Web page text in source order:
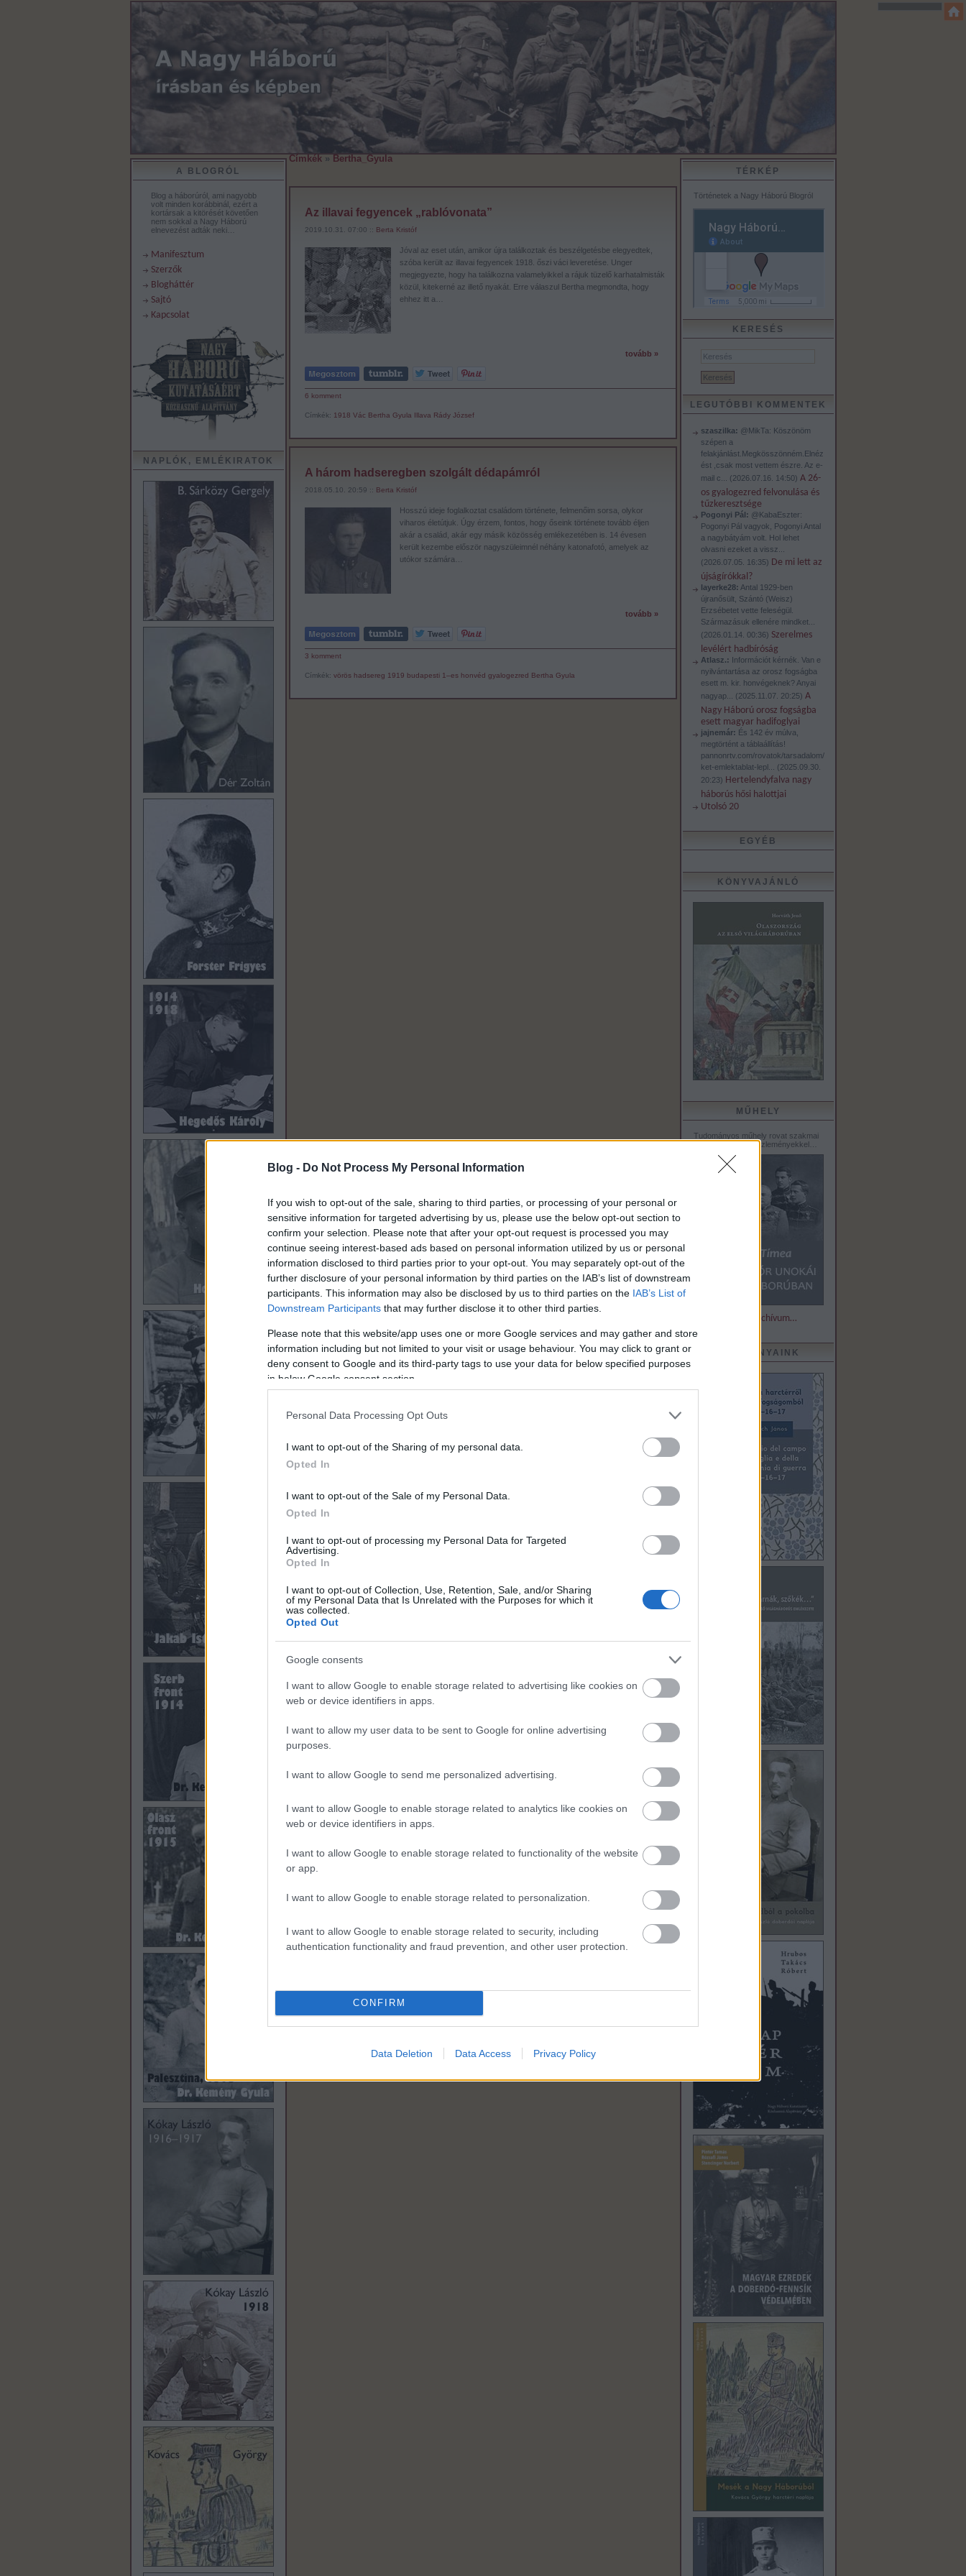
Blog - Do Not Process My Personal Information
If you wish to opt-out of the sale, sharing to third parties, or processing of your personal or
sensitive information for targeted advertising by us, please use the below opt-out section to
confirm your selection. Please note that after your opt-out request is processed you may
continue seeing interest-based ads based on personal information utilized by us or personal
information disclosed to third parties prior to your opt-out. You may separately opt-out of the
further disclosure of your personal information by third parties on the IAB’s list of downstream
participants. This information may also be disclosed by us to third parties on the IAB’s List of
Downstream Participants that may further disclose it to other third parties.
Please note that this website/app uses one or more Google services and may gather and store
information including but not limited to your visit or usage behaviour. You may click to grant or
deny consent to Google and its third-party tags to use your data for below specified purposes
in below Google consent section.
Personal Data Processing Opt Outs
I want to opt-out of the Sharing of my personal data.
Opted In
I want to opt-out of the Sale of my Personal Data.
Opted In
I want to opt-out of processing my Personal Data for Targeted
Advertising.
Opted In
I want to opt-out of Collection, Use, Retention, Sale, and/or Sharing
of my Personal Data that Is Unrelated with the Purposes for which it
was collected.
Opted Out
Google consents
I want to allow Google to enable storage related to advertising like cookies on
web or device identifiers in apps.
I want to allow my user data to be sent to Google for online advertising
purposes.
I want to allow Google to send me personalized advertising.
I want to allow Google to enable storage related to analytics like cookies on
web or device identifiers in apps.
I want to allow Google to enable storage related to functionality of the website
or app.
I want to allow Google to enable storage related to personalization.
I want to allow Google to enable storage related to security, including
authentication functionality and fraud prevention, and other user protection.
CONFIRM
Data Deletion Data Access Privacy Policy
A BLOGRÓL
Blog a háborúról, ami nagyobb
volt minden korábbinál, ezért a
kortársak a kitörését követően
nem sokkal a Nagy Háború
elnevezést adták neki…
Manifesztum
Szerzők
Blogháttér
Sajtó
Kapcsolat
NAPLÓK, EMLÉKIRATOK
Címkék» Bertha_Gyula
Az illavai fegyencek „rablóvonata”
2019.10.31. 07:00 :: Berta Kristóf
Jóval az eset után, amikor újra találkoztak és beszélgetésbe elegyedtek,
szóba került az illavai fegyencek 1918. őszi váci leveretése. Unger
megjegyezte, hogy ha találkozna valamelyikkel a rájuk tüzelő karhatalmisták
közül, kitekerné az illető nyakát. Erre válaszul Bertha megmondta, hogy
ehhez itt a…
tovább »
6 komment
Címkék: 1918 Vác Bertha Gyula Illava Rády József
A három hadseregben szolgált dédapámról
2018.05.10. 20:59 :: Berta Kristóf
Hosszú ideje foglalkoztat családom története, felmenőim sorsa, olykor
viharos életútjuk. Úgy érzem, fontos, hogy őseink története tovább éljen
akár a család, akár egy másik közösség emlékezetében is. 14 évesen
került kezembe először nagyszüleimnél néhány katonafotó, amelyek az
utókor számára…
tovább »
3 komment
Címkék: vörös hadsereg 1919 budapesti 1–es honvéd gyalogezred Bertha Gyula
TÉRKÉP
Történetek a Nagy Háború Blogról
KERESÉS
LEGUTÓBBI KOMMENTEK
szaszilka: @MikTa: Köszönöm
szépen a
felakjánlást.Megkösszönném.Elnéz
ést ,csak most vettem észre. Az e-
mail c...
(2026.07.16. 14:50) A 26-
os gyalogezred felvonulása és
tűzkeresztsége
Pogonyi Pál: @KabaEszter:
Pogonyi Pál vagyok, Pogonyi Antal
a nagybátyám volt. Hol lehet
olvasni ezeket a vissz...
(2026.07.05. 16:35) De mi lett az
újságírókkal?
layerke28: Antal 1929-ben
újranősült, Szántó (Weisz)
Erzsébetet vette feleségül.
Származásuk ellenére mindket...
(2026.01.14. 00:36) Szerelmes
levélért hadbíróság
Atlasz.: Információt kérnék. Van e
nyilvántartása az orosz fogságba
esett m. kir. honvégeknek? Anyai
nagyap...
(2025.11.07. 20:25) A
Nagy Háború orosz fogságba
esett magyar hadifoglyai
jajnemár: És 142 év múlva,
megtörtént a táblaállítás!
pannonrtv.com/rovatok/tarsadalom/
ket-emlektablat-lepl...
(2025.09.30.
20:23) Hertelendyfalva nagy
háborús hősi halottjai
Utolsó 20
EGYÉB
KÖNYVAJÁNLÓ
MŰHELY
Tudományos műhely rovat szakmai
tanulmányokkal, közleményekkel…
Részletek és archívum…
KIADVÁNYAINK